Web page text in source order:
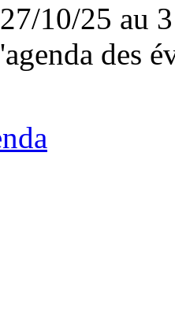
27/10/25 au
des